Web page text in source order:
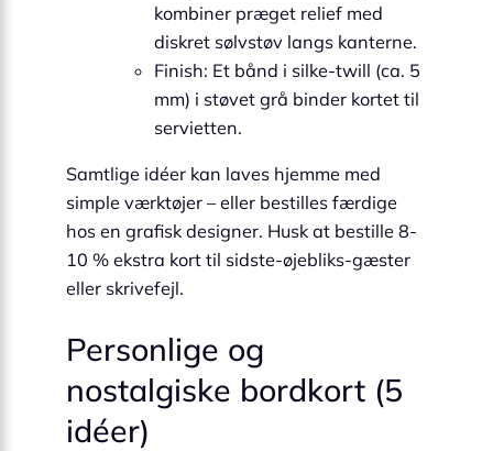
kombiner præget relief med
diskret sølvstøv langs kanterne.
Finish: Et bånd i silke-twill (ca. 5
mm) i støvet grå binder kortet til
servietten.
Samtlige idéer kan laves hjemme med
simple værktøjer – eller bestilles færdige
hos en grafisk designer. Husk at bestille 8-
10 % ekstra kort til sidste-øjebliks-gæster
eller skrivefejl.
Personlige og
nostalgiske bordkort (5
idéer)